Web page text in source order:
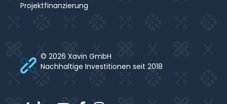
Projektfinanzierung
© 2026 Xavin GmbH
Nachhaltige Investitionen seit 2018